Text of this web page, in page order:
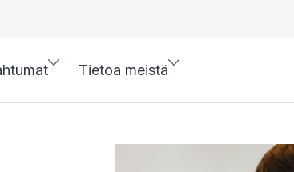
Tietoa meistä